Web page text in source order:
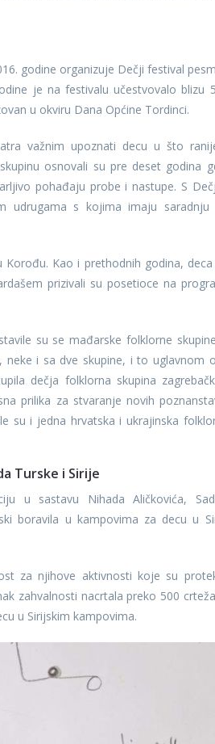
godine organizuje Dečji festival
je na festivalu učestvovalo blizu
u okviru Dana Općine Tordinci.
važnim upoznati decu u što
osnovali su pre deset godina
pohađaju probe i nastupe. S
udrugama s kojima imaju saradnju
Kao i prethodnih godina,
prizivali su posetioce na
su se mađarske folklorne
neke i sa dve skupine, i to uglavnom
dečja folklorna skupina
prilika za stvaranje novih
su i jedna hrvatska i ukrajinska
Turske i Sirije
u sastavu Nihada Aličkovića,
boravila u kampovima za decu u
za njihove aktivnosti koje su
zahvalnosti nacrtala preko 500
u Sirijskim kampovima.